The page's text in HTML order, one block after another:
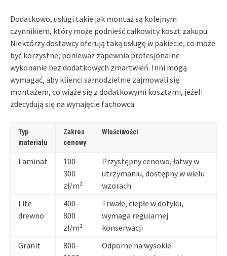
Dodatkowo, usługi takie jak montaż są kolejnym
czynnikiem, który może podnieść całkowity koszt zakupu.
Niektórzy dostawcy oferują taką usługę w pakiecie, co może
być korzystne, ponieważ zapewnia profesjonalne
wykonanie bez dodatkowych zmartwień. Inni mogą
wymagać, aby klienci samodzielnie zajmowali się
montażem, co wiąże się z dodatkowymi kosztami, jeżeli
zdecydują się na wynajęcie fachowca.
Typ
materiału
Zakres
cenowy
Właściwości
Laminat
100-
300
zł/m²
Przystępny cenowo, łatwy w
utrzymaniu, dostępny w wielu
wzorach
Lite
drewno
400-
800
zł/m²
Trwałe, ciepłe w dotyku,
wymaga regularnej
konserwacji
Granit
800-
Odporne na wysokie